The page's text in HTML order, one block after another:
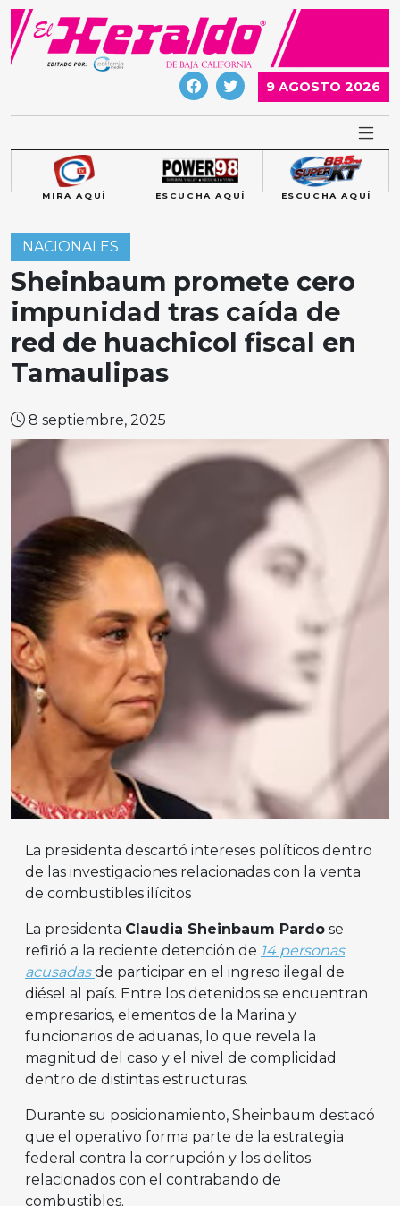
Skip
content
9 AGOSTO 2026
MIRA AQUÍ ESCUCHA AQUÍ ESCUCHA AQUÍ
NACIONALES
Sheinbaum promete cero
impunidad tras caída de
red de huachicol fiscal en
Tamaulipas
8 septiembre, 2025
La presidenta descartó intereses políticos dentro
de las investigaciones relacionadas con la venta
de combustibles ilícitos
La presidenta Claudia Sheinbaum Pardo se
refirió a la reciente detención de 14 personas
acusadasde participar en el ingreso ilegal de
diésel al país. Entre los detenidos se encuentran
empresarios, elementos de la Marina y
funcionarios de aduanas, lo que revela la
magnitud del caso y el nivel de complicidad
dentro de distintas estructuras.
Durante su posicionamiento, Sheinbaum destacó
que el operativo forma parte de la estrategia
federal contra la corrupción y los delitos
relacionados con el contrabando de
combustibles.